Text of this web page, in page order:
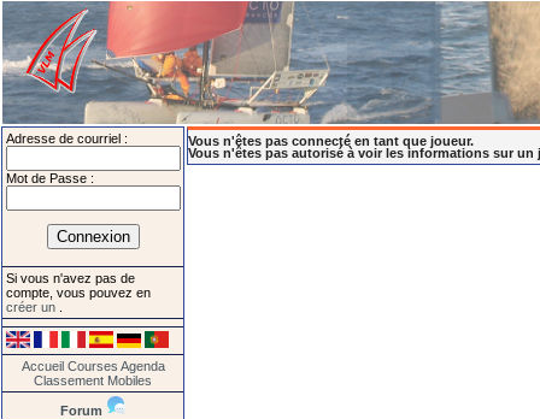
Adresse de courriel :
Mot de Passe :
Si vous n'avez pas de
compte, vous pouvez en
créer un
Accueil Courses Agenda
Classement Mobiles
Forum
Vous n'êtes pas connecté en tant que joueur.
Vous n'êtes pas autorisé à voir les informations sur un